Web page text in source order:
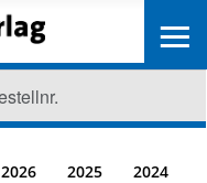
2026 2025 2024
≡